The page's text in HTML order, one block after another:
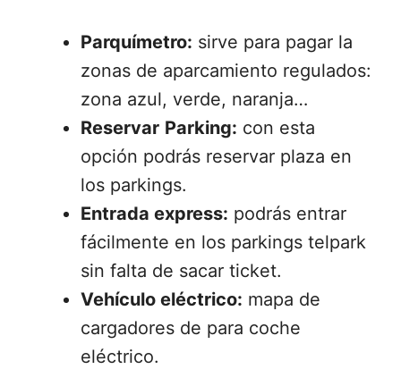
Parquímetro: sirve para pagar la
zonas de aparcamiento regulados:
zona azul, verde, naranja…
Reservar Parking: con esta
opción podrás reservar plaza en
los parkings.
Entrada express: podrás entrar
fácilmente en los parkings telpark
sin falta de sacar ticket.
Vehículo eléctrico: mapa de
cargadores de para coche
eléctrico.